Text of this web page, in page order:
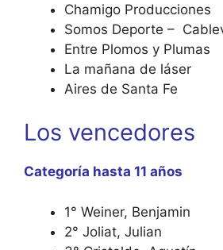
Chamigo Producciones
Somos Deporte –
Entre Plomos y Plumas
La mañana de láser
Aires de Santa Fe
Los vencedores
Categoría hasta 11 años
1° Weiner, Benjamin
2° Joliat, Julian